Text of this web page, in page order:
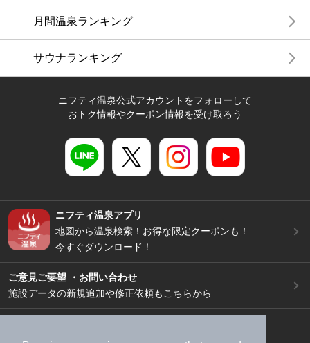
月間温泉ランキング
サウナランキング
ニフティ温泉公式アカウントをフォローして
おトク情報やクーポン情報を受け取ろう
ニフティ温泉アプリ
地図から温泉検索！お得な限定クーポンも！
今すぐダウンロード！
ご意見ご要望 ・お問い合わせ
施設データの新規追加や修正依頼もこちらから